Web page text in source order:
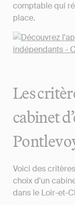
comptable qui
place.
Les
cabinet
Voici des
choix d'un
dans le Loir-et-